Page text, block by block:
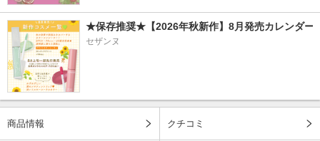
★保存推奨★【2026年秋新作】8月発売カレンダー
セザンヌ
商品情報 クチコミ